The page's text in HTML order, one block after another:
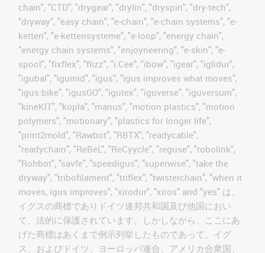
chain", "CTD", "drygear", "drylin", "dryspin", "dry-tech",
"dryway", "easy chain", "e-chain", "e-chain systems", "e-
ketten", "e-kettensysteme", "e-loop", "energy chain",
"energy chain systems", "enjoyneering", "e-skin", "e-
spool", "fixflex", "flizz", "i.Cee", "ibow", "igear", "iglidur",
"igubal", "igumid", "igus", "igus improves what moves",
"igus:bike", "igusGO", "igutex", "iguverse", "iguversum",
"kineKIT", "kopla", "manus", "motion plastics", "motion
polymers", "motionary", "plastics for longer life",
"print2mold", "Rawbot", "RBTX", "readycable",
"readychain", "ReBeL", "ReCyycle", "reguse", "robolink",
"Rohbot", "savfe", "speedigus", "superwise", "take the
dryway", "tribofilament", "triflex", "twisterchain", "when it
moves, igus improves", "xirodur", "xiros" and "yes" は、
イグスの商標でありドイツ連邦共和国及び他国におい
て、法的に保護されています。しかしながら、ここにあ
げた商標はあくまで例示列挙したものであって、イグ
ス、およびドイツ、ヨーロッパ連合、アメリカ合衆国、